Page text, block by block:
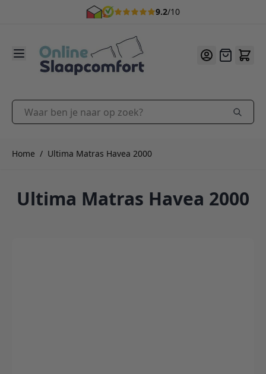
9.2/10
Offerte
Waar ben je naar op zoek?
Home / Ultima Matras Havea 2000
Ultima Matras Havea 2000